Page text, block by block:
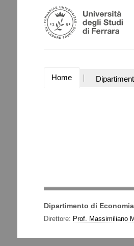
Salta
ai
contenuti.
Strumenti
personali
SEZIONI
Home
Dipartimento di
Direttore: Prof. Massimiliano